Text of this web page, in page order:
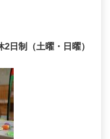
制（土曜・日曜）